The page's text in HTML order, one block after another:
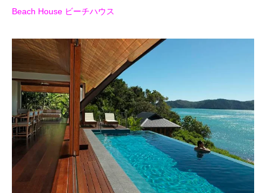
Beach House ビーチハウス